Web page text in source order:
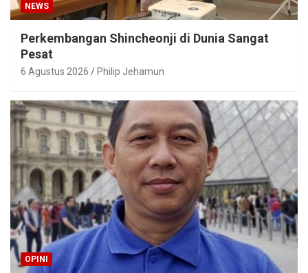
NEWS
Perkembangan Shincheonji di Dunia Sangat
Pesat
6 Agustus 2026 Philip Jehamun
OPINI